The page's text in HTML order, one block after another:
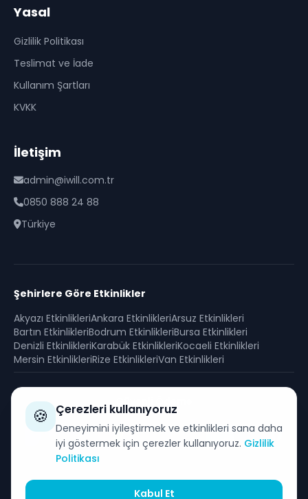
Yasal
Gizlilik Politikası
Teslimat ve İade
Kullanım Şartları
KVKK
İletişim
admin@iwill.com.tr
0850 888 24 88
Türkiye
Şehirlere Göre Etkinlikler
Akyazı EtkinlikleriAnkara EtkinlikleriArsuz Etkinlikleri
Bartın EtkinlikleriBodrum EtkinlikleriBursa Etkinlikleri
Denizli EtkinlikleriKarabük EtkinlikleriKocaeli Etkinlikleri
Mersin EtkinlikleriRize EtkinlikleriVan Etkinlikleri
Güvenli Ödeme
SSL sertifikası ile korunan güvenli alışveriş
🍪 Çerezleri kullanıyoruz
Deneyimini iyileştirmek ve etkinlikleri sana daha
iyi göstermek için çerezler kullanıyoruz. Gizlilik
Politikası
Kabul Et